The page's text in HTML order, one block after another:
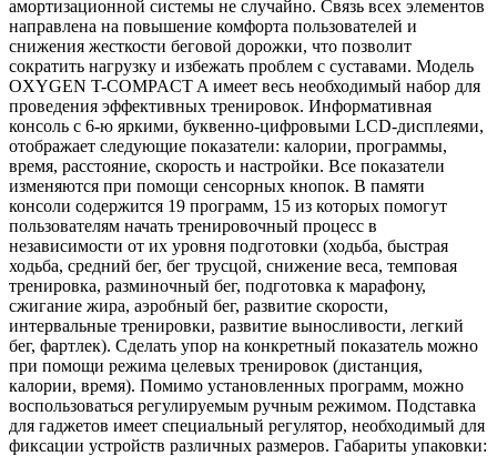
амортизационной системы не случайно. Связь всех элементов
направлена на повышение комфорта пользователей и
снижения жесткости беговой дорожки, что позволит
сократить нагрузку и избежать проблем с суставами. Модель
OXYGEN T-COMPACT A имеет весь необходимый набор для
проведения эффективных тренировок. Информативная
консоль с 6-ю яркими, буквенно-цифровыми LCD-дисплеями,
отображает следующие показатели: калории, программы,
время, расстояние, скорость и настройки. Все показатели
изменяются при помощи сенсорных кнопок. В памяти
консоли содержится 19 программ, 15 из которых помогут
пользователям начать тренировочный процесс в
независимости от их уровня подготовки (ходьба, быстрая
ходьба, средний бег, бег трусцой, снижение веса, темповая
тренировка, разминочный бег, подготовка к марафону,
сжигание жира, аэробный бег, развитие скорости,
интервальные тренировки, развитие выносливости, легкий
бег, фартлек). Сделать упор на конкретный показатель можно
при помощи режима целевых тренировок (дистанция,
калории, время). Помимо установленных программ, можно
воспользоваться регулируемым ручным режимом. Подставка
для гаджетов имеет специальный регулятор, необходимый для
фиксации устройств различных размеров. Габариты упаковки: